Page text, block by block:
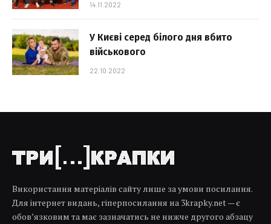
14.11.2022
У Києві серед білого дня вбито
військового
22.10.2022
Використання матеріалів сайту лише за умови посилання.
Для інтернет видань, гіперпосилання на 3krapky.net — є
обов’язковим та має зазначатись не нижче другого абзацу